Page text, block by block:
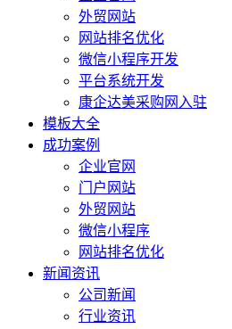
外贸网站
网站排名优化
微信小程序开发
平台系统开发
康企达美采购网入驻
模板大全
成功案例
企业官网
门户网站
外贸网站
微信小程序
网站排名优化
新闻资讯
公司新闻
行业资讯